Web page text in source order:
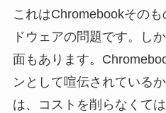
これはChromebookその
ドウェアの問題です。し
面もあります。
ンとして喧伝されている
は、コストを削らなくて